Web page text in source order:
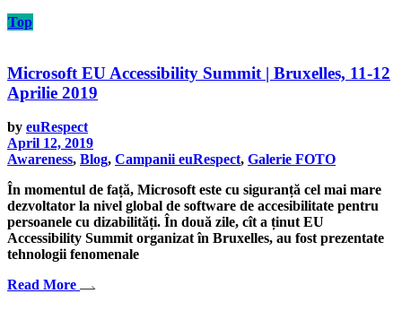
Top
Microsoft EU Accessibility Summit | Bruxelles, 11-12
Aprilie 2019
by euRespect
April 12, 2019
Awareness, Blog, Campanii euRespect, Galerie FOTO
În momentul de față, Microsoft este cu siguranță cel mai mare
dezvoltator la nivel global de software de accesibilitate pentru
persoanele cu dizabilități. În două zile, cît a ținut EU
Accessibility Summit organizat în Bruxelles, au fost prezentate
tehnologii fenomenale
Read More